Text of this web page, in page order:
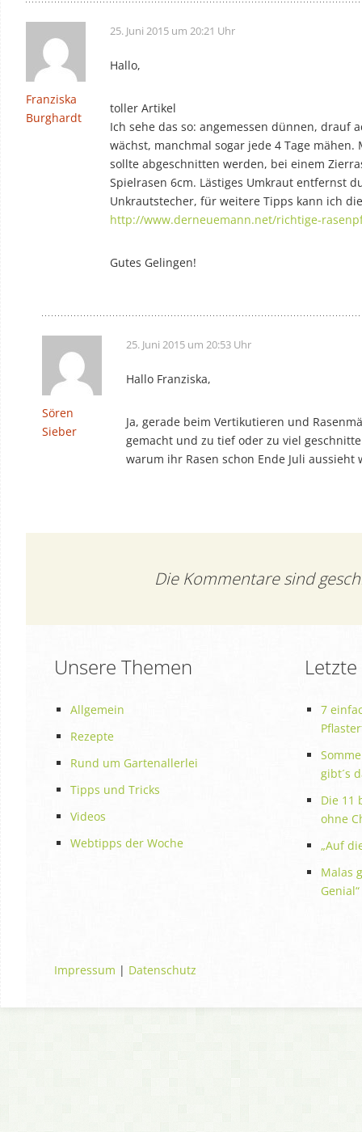
Franziska
Burghardt
25. Juni 2015 um 20:21 Uhr
Hallo,
toller Artikel
Ich sehe das so: angemessen dünnen, drauf
wächst, manchmal sogar jede 4 Tage
sollte abgeschnitten werden, bei einem
Spielrasen 6cm. Lästiges Umkraut entfernst
Unkrautstecher, für weitere Tipps kann ich
http://www.derneuemann.net/richtige-
Gutes Gelingen!
Sören
Sieber
25. Juni 2015 um 20:53 Uhr
Hallo Franziska,
Ja, gerade beim Vertikutieren und
gemacht und zu tief oder zu viel
warum ihr Rasen schon Ende Juli aussieht
Die Kommentare sind
Unsere Themen
Allgemein
Rezepte
Rund um Gartenallerlei
Tipps und Tricks
Videos
Webtipps der Woche
7
gibt´s
Die 11
ohne
„Auf
Malas
Genial“
Impressum | Datenschutz